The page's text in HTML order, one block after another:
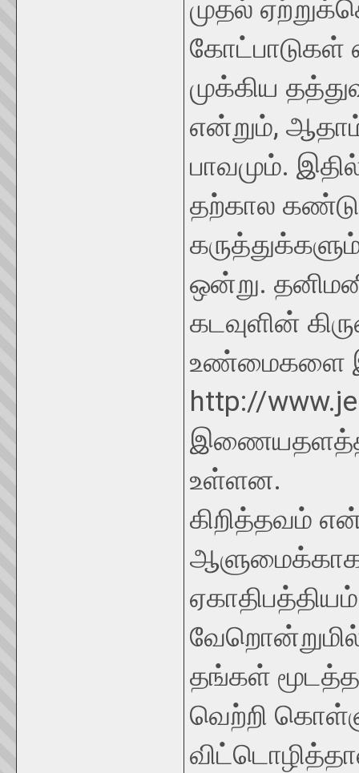
முதல்
முக்கிய
என்றும்,
பாவமும்.
தற்கால
ஒன்று.
கடவுளின்
உண்மைகளை
http://
உள்ளன.
கிறித்தவம்
தங்கள்
வெற்றி